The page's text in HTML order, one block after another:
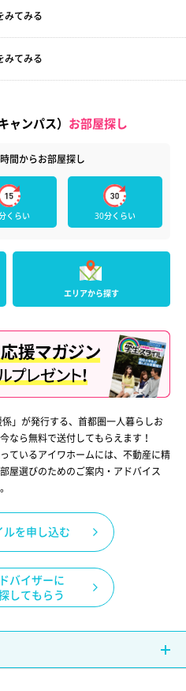
みてみる
みてみる
ャンパス） お部屋探し
間からお部屋探し
くらい 30分くらい
エリアから探す
」が発行する、首都圏一人暮らしお
なら無料で送付してもらえます！
ているアイワホームには、不動産に精
屋選びのためのご案内・アドバイス
ルを申し込む
バイザーに
してもらう